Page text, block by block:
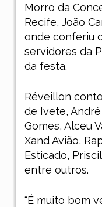
Morro da
Recife, João
onde conferiu
servidores da
da festa.
Réveillon
de Ivete,
Gomes, Alceu
Xand Avião,
Esticado,
entre outros.
“É muito bom